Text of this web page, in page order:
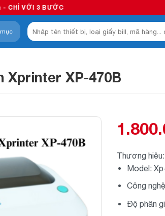
BƯỚC
Tìm
kiếm:
Xprinter XP-470B
Thương
Model:
Công
Độ phân